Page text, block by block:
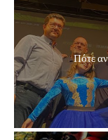
Πότε